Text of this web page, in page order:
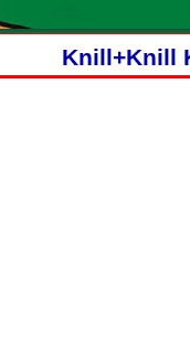
Knill+Knill